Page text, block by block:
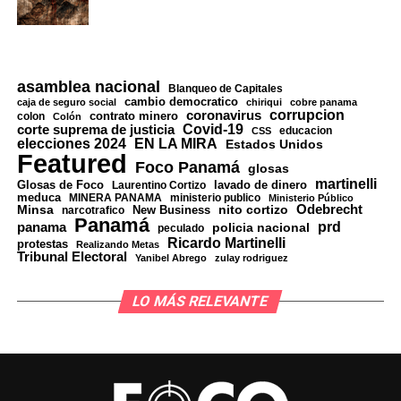
Porque esa caña extra, señores, no se siembra ni se
No es blanco o negro
Esto, por más que algunos quieran hacerlo ver,no es
blanco o negro. Está lleno de grises.
Esto es Panamá tratando de no quedarse atrás en una
tendencia global —lo cual está bien—, pero con el reto
de hacerlo correctamente.
La ironía es difícil de ignorar. Durante años, el discurso
oficial posicionó al capitalismo como el gran enemigo.
Cuando la ideología choca con la realidad económica, la
historia ha demostrado que la ideología suele ceder. El
papel aguanta todo, de lado y lado, pero las economías
no.
La gran pregunta es si esto representa una apertura
genuina o simplemente otro parche para prolongar la
vida de un modelo que lleva años mostrando signos de
Porque si algo enseñó la experiencia soviética es que las
terminan bajo control.
asamblea nacional Blanqueo de Capitales
caja de seguro social cambio democratico chiriqui cobre panama
colon Colón contrato minero coronavirus corrupcion
corte suprema de justicia Covid-19 CSS educacion
elecciones 2024 EN LA MIRA Estados Unidos
Featured Foco Panamá glosas
Glosas de Foco Laurentino Cortizo lavado de dinero martinelli
meduca MINERA PANAMA ministerio publico Ministerio Público
Minsa narcotrafico New Business nito cortizo Odebrecht
panama Panamá peculado policia nacional prd
protestas Realizando Metas Ricardo Martinelli
Tribunal Electoral Yanibel Abrego zulay rodriguez
LO MÁS RELEVANTE